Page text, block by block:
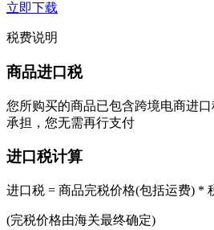
立即下载
税费说明
商品进口税
您所购买的商品已包含跨境电商进
承担，您无需再行支付
进口税计算
进口税 = 商品完税价格(包括运费) *
(完税价格由海关最终确定)